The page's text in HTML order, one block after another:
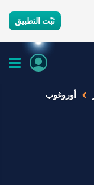
ثبّت التطبيق
أوروغوب